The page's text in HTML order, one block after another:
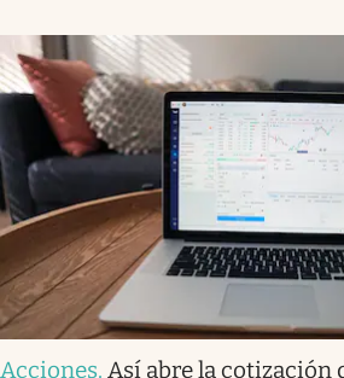
Acciones. Así abre la cotización